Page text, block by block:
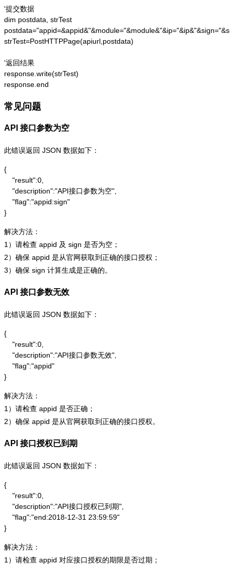
'提交数据
dim postdata, strTest
strTest=PostHTTPPage(apiurl,postdata)
'返回结果
response.write(strTest)
response.end
常见问题
API 接口参数为空
此错误返回 JSON 数据如下：
{
    "result":0,
    "description":"API接口参数为空",
    "flag":"appid:sign"
}
解决方法：
1）请检查 appid 及 sign 是否为空；
2）确保 appid 是从官网获取到正确的接口授权；
3）确保 sign 计算生成是正确的。
API 接口参数无效
此错误返回 JSON 数据如下：
{
    "result":0,
    "description":"API接口参数无效",
    "flag":"appid"
}
解决方法：
1）请检查 appid 是否正确；
2）确保 appid 是从官网获取到正确的接口授权。
API 接口授权已到期
此错误返回 JSON 数据如下：
{
    "result":0,
    "description":"API接口授权已到期",
    "flag":"end:2018-12-31 23:59:59"
}
解决方法：
1）请检查 appid 对应接口授权的期限是否过期；